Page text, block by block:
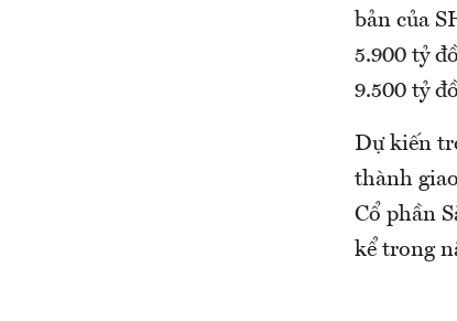
bản của
5.900 tỷ
9.500 tỷ
Dự kiến
thành
Cổ phần
kể trong